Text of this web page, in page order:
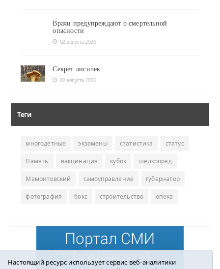
Врачи предупреждают о смертельной
опасности
02 августа 2026
Секрет лисичек
02 августа 2026
Теги
многодетные экзамены статистика статус
Память вакцинация кубок шелкопряд
Мамонтовский самоуправление губернатор
фотография бокс строительство опека
Настоящий ресурс использует сервис веб-аналитики